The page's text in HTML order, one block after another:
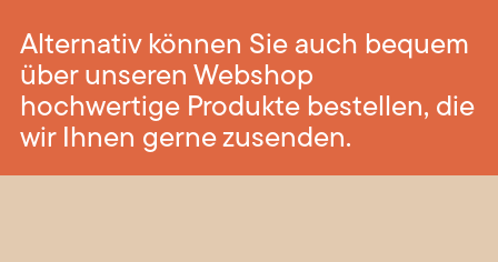
Alternativ können Sie auch bequem
über unseren Webshop
hochwertige Produkte bestellen, die
wir Ihnen gerne zusenden.